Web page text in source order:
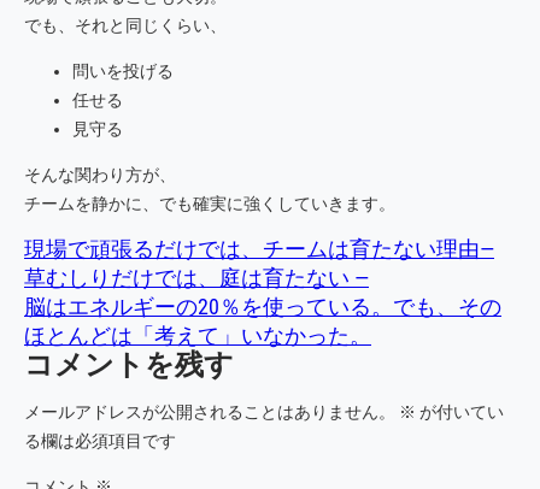
でも、それと同じくらい、
問いを投げる
任せる
見守る
そんな関わり方が、
チームを静かに、でも確実に強くしていきます。
現場で頑張るだけでは、チームは育たない理由―
草むしりだけでは、庭は育たない ―
脳はエネルギーの20％を使っている。でも、その
ほとんどは「考えて」いなかった。
コメントを残す
メールアドレスが公開されることはありません。 ※ が付いてい
る欄は必須項目です